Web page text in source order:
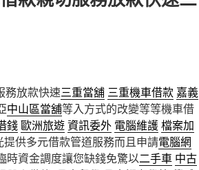
務放款快速三重當舖 三重機車借款 嘉義
中山區當舖等入方式的改變等等機車借
錢歐洲旅遊資訊委外 電腦維護檔案加
提供多元借款管道服務而且申請電腦網
時資金調度讓您缺錢免驚以二手車 中古